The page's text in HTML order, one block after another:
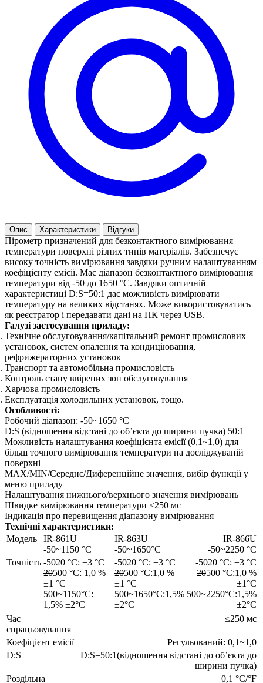
Опис Характеристики Відгуки
Пірометр призначений для безконтактного вимірювання
температури поверхні різних типів матеріалів. Забезпечує
високу точність вимірювання завдяки ручним налаштуванням
коефіцієнту емісії. Має діапазон безконтактного вимірювання
температури від -50 до 1650 °С. Завдяки оптичній
характеристиці D:S=50:1 дає можливість вимірювати
температуру на великих відстанях. Може використовуватись
як реєстратор і передавати дані на ПК через USB.
Галузі застосування приладу:
Технічне обслуговування/капітальний ремонт промислових
установок, систем опалення та кондиціювання,
рефрижераторних установок
Транспорт та автомобільна промисловість
Контроль стану ввірених зон обслуговування
Харчова промисловість
Експлуатація холодильних установок, тощо.
Особливості:
Робочий діапазон: -50~1650 °C
D:S (відношення відстані до об’єкта до ширини пучка) 50:1
Можливість налаштування коефіцієнта емісії (0,1~1,0) для
більш точного вимірювання температури на досліджуваній
поверхні
MAX/MIN/Середнє/Диференційне значення, вибір функції у
меню приладу
Налаштування нижнього/верхнього значення вимірювань
Швидке вимірювання температури <250 мс
Індикація про перевищення діапазону вимірювання
Технічні характеристики:
Модель
IR-861U
-50~1150 °C
IR-863U
-50~1650°C
IR-866U
-50~2250 °C
Точність -5020 °C: ±3 °C
20500 °C: 1,0 %
±1 °C
500~1150°C:
1,5% ±2°C
-5020 °C: ±3 °C
20500 °C:1,0 %
±1 °C
500~1650°C:1,5%
±2°C
-5020 °C: ±3 °C
20500 °C:1,0 %
±1°C
500~2250°C:1,5%
±2°C
Час
спрацьовування
≤250 мс
Коефіцієнт емісії
Регульований: 0,1~1,0
D:S
D:S=50:1(відношення відстані до об’єкта до
ширини пучка)
Роздільна
0,1 °C/°F